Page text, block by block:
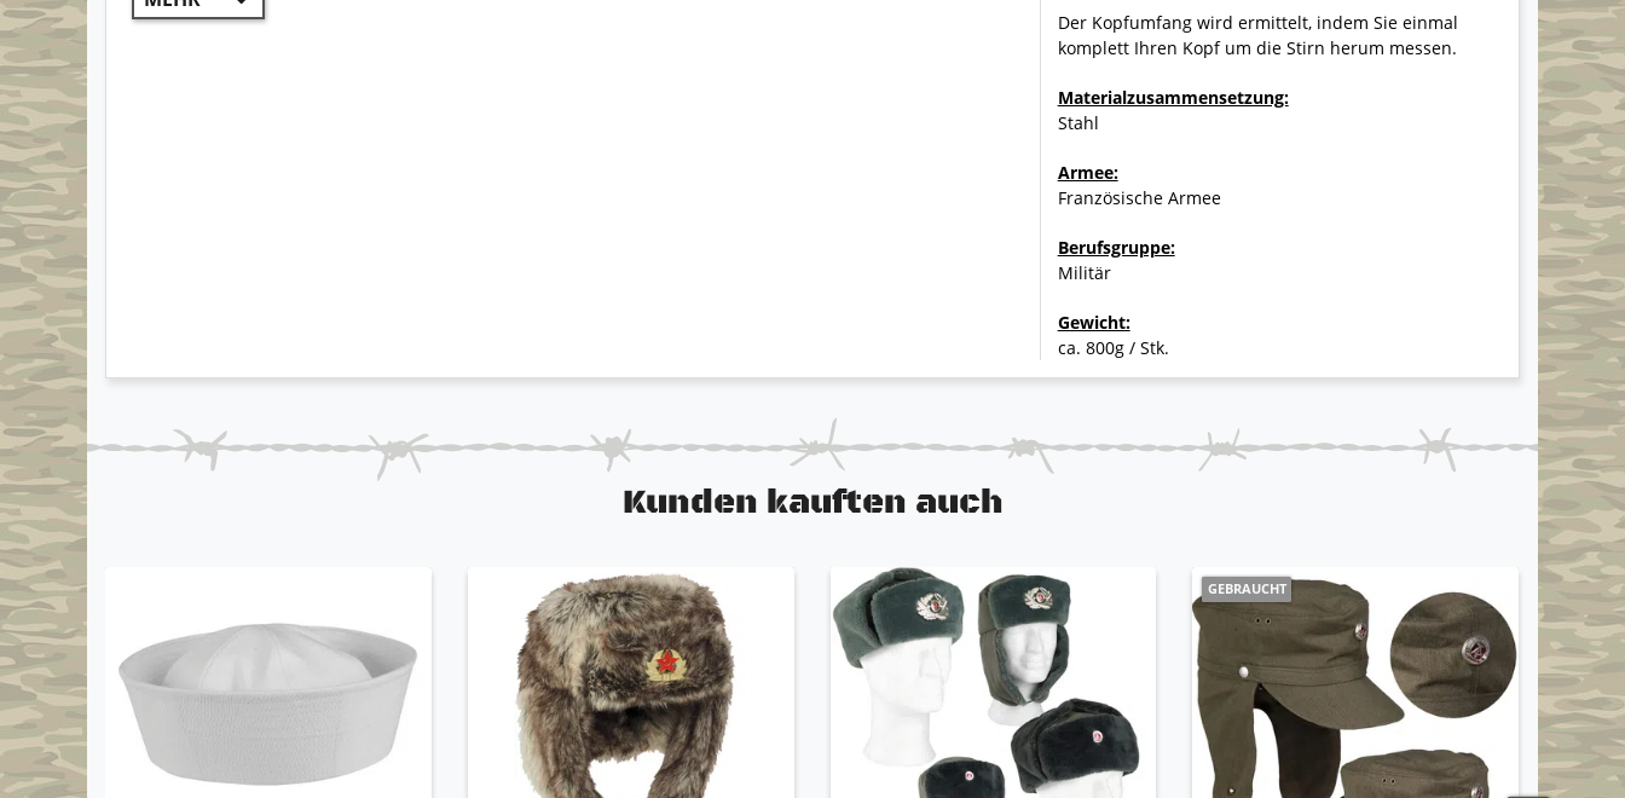
Der Kopfumfang wird ermittelt, indem Sie einmal
komplett Ihren Kopf um die Stirn herum messen.
Materialzusammensetzung:
Stahl
Armee:
Französische Armee
Berufsgruppe:
Militär
Gewicht:
ca. 800g / Stk.
Kunden kauften auch
GEBRAUCHT NEUE